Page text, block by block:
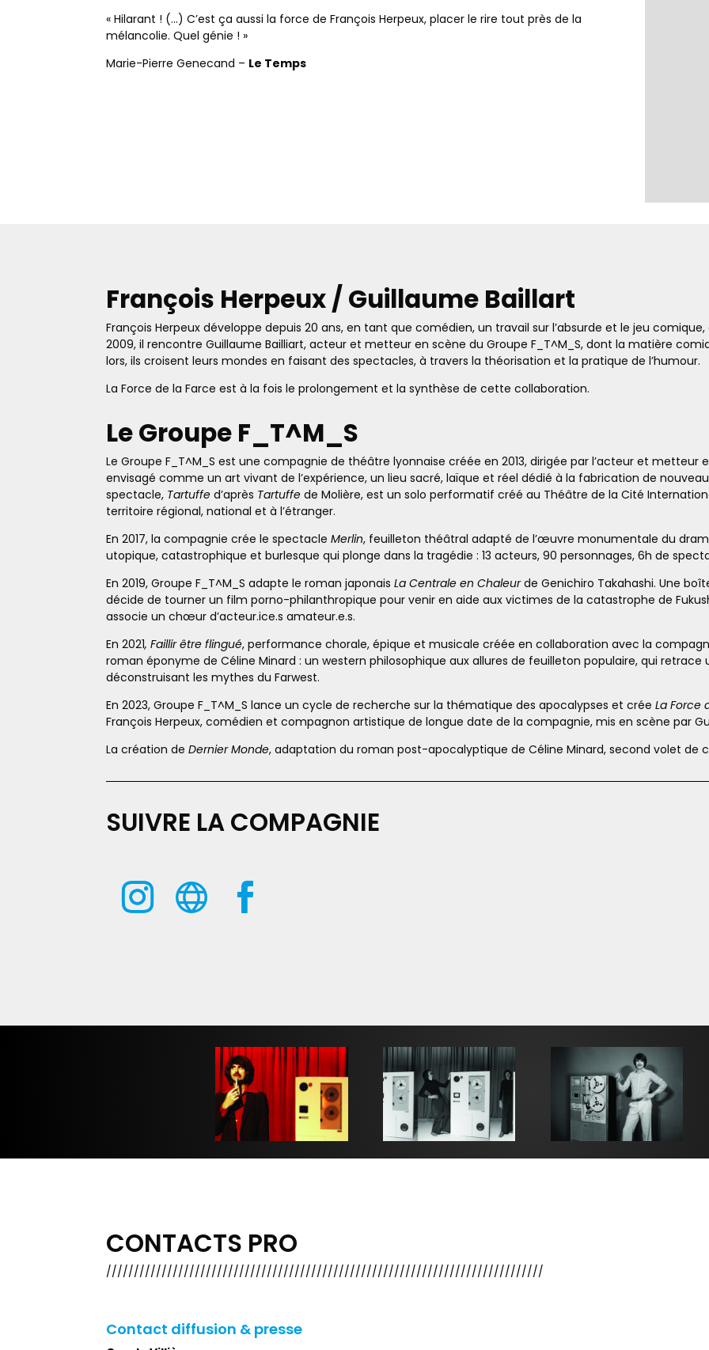
« Hilarant ! (…) C’est ça aussi la force de François Herpeux, placer le rire tout près de la
mélancolie. Quel génie ! »
Marie-Pierre Genecand – Le Temps
François Herpeux / Guillaume Baillart
François Herpeux développe depuis 20 ans, en tant que comédien, un travail sur l’absurde et le jeu
2009, il rencontre Guillaume Bailliart, acteur et metteur en scène du Groupe F_T^M_S, dont la matière
lors, ils croisent leurs mondes en faisant des spectacles, à travers la théorisation et la pratique de l’humour.
La Force de la Farce est à la fois le prolongement et la synthèse de cette collaboration.
Le Groupe F_T^M_S
Le Groupe F_T^M_S est une compagnie de théâtre lyonnaise créée en 2013, dirigée par l’acteur et metteur
envisagé comme un art vivant de l’expérience, un lieu sacré, laïque et réel dédié à la fabrication de
spectacle, Tartuffe d’après Tartuffe de Molière, est un solo performatif créé au Théâtre de la Cité
territoire régional, national et à l’étranger.
En 2017, la compagnie crée le spectacleMerlin, feuilleton théâtral adapté de l’œuvre monumentale du
utopique, catastrophique et burlesque qui plonge dans la tragédie : 13 acteurs, 90 personnages, 6h de
En 2019, Groupe F_T^M_S adapte le roman japonaisLa Centrale en Chaleurde Genichiro Takahashi. Une
décide de tourner un film porno-philanthropique pour venir en aide aux victimes de la catastrophe de
associe un chœur d’acteur.ice.s amateur.e.s.
En 2021, Faillir être flingué, performance chorale, épique et musicale créée en collaboration avec la
roman éponyme de Céline Minard : un western philosophique aux allures de feuilleton populaire, qui
déconstruisant les mythes du Farwest.
En 2023, Groupe F_T^M_S lance un cycle de recherche sur la thématique des apocalypses et créeLa Force
François Herpeux, comédien et compagnon artistique de longue date de la compagnie, mis en scène par
La création deDernier Monde, adaptation du roman post-apocalyptique de Céline Minard, second volet de
SUIVRE LA COMPAGNIE
CONTACTS PRO
///////////////////////////////////////////////////////////////////////////////
Contact diffusion & presse